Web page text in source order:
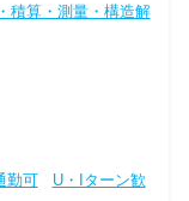
積算・測量・構造解
勤可
U・Iターン歓